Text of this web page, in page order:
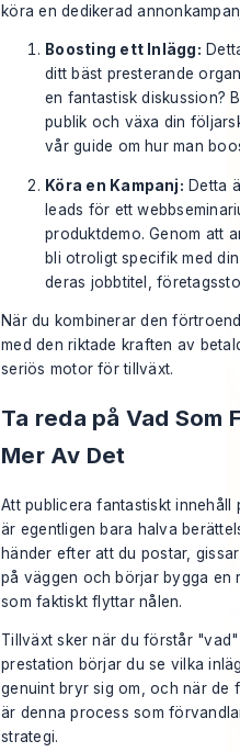
köra en dedikerad
Boosting ett Inlägg:
ditt bäst presterande
en fantastisk diskussion?
publik och växa din
vår guide om hur man
Köra en Kampanj: Detta
leads för ett
produktdemo. Genom att
bli otroligt specifik med
deras jobbtitel,
När du kombinerar den
med den riktade kraften av
seriös motor för tillväxt.
Ta reda på Vad Som
Mer Av Det
Att publicera fantastiskt innehåll
är egentligen bara halva
händer efter att du postar,
på väggen och börjar bygga en
som faktiskt flyttar nålen.
Tillväxt sker när du förstår
prestation börjar du se vilka
genuint bryr sig om, och när de
är denna process som
strategi.